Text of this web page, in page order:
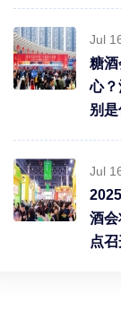
Jul
糖酒
心？
别是
Jul
酒
点召